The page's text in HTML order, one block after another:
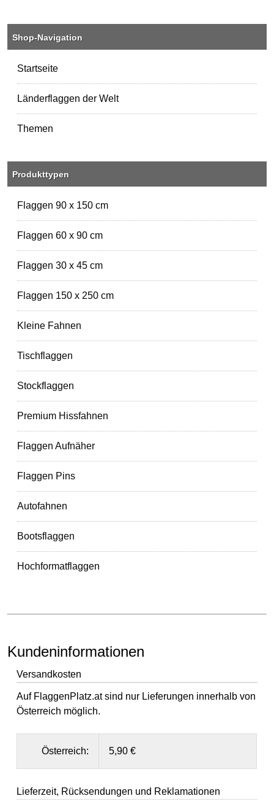
Shop-Navigation
Startseite
Länderflaggen der Welt
Themen
Produkttypen
Flaggen 90 x 150 cm
Flaggen 60 x 90 cm
Flaggen 30 x 45 cm
Flaggen 150 x 250 cm
Kleine Fahnen
Tischflaggen
Stockflaggen
Premium Hissfahnen
Flaggen Aufnäher
Flaggen Pins
Autofahnen
Bootsflaggen
Hochformatflaggen
Kundeninformationen
Versandkosten
Auf FlaggenPlatz.at sind nur Lieferungen innerhalb von
Österreich möglich.
Österreich: 5,90 €
Lieferzeit, Rücksendungen und Reklamationen